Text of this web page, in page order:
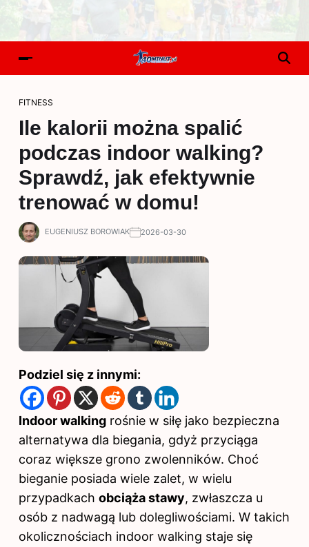
FITNESS
Ile kalorii można spalić
podczas indoor walking?
Sprawdź, jak efektywnie
trenować w domu!
EUGENIUSZ BOROWIAK 2026-03-30
Podziel się z innymi:
Indoor walking rośnie w siłę jako bezpieczna
alternatywa dla biegania, gdyż przyciąga
coraz większe grono zwolenników. Choć
bieganie posiada wiele zalet, w wielu
przypadkach obciąża stawy, zwłaszcza u
osób z nadwagą lub dolegliwościami. W takich
okolicznościach indoor walking staje się